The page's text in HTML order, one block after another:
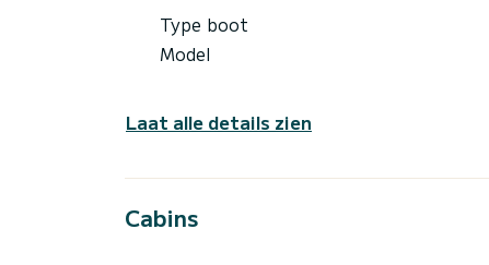
Type boot
Model
Laat alle details zien
Cabins